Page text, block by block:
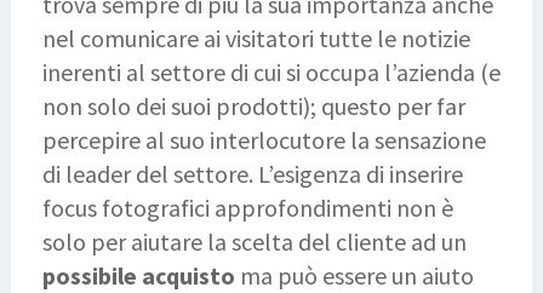
nel comunicare ai visitatori tutte le notizie
inerenti al settore di cui si occupa l’azienda (e
non solo dei suoi prodotti); questo per far
percepire al suo interlocutore la sensazione
di leader del settore. L’esigenza di inserire
focus fotografici approfondimenti non è
solo per aiutare la scelta del cliente ad un
possibile acquisto ma può essere un aiuto